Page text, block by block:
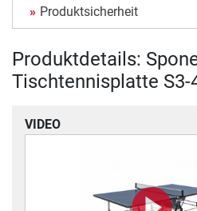
Produktsicherheit
Produktdetails:
Tischtennisplatte S3-
VIDEO